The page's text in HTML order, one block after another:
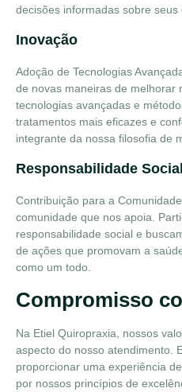
decisões informadas sobre seus
Inovação
Adoção de Tecnologias
de novas maneiras de melhorar
tecnologias avançadas e
tratamentos mais eficazes e
integrante da nossa filosofia de
Responsabilidade Social
Contribuição para a Comunidade
comunidade que nos apoia.
responsabilidade social e
de ações que promovam a
como um todo.
Compromisso
Na Etiel Quiropraxia, nossos
aspecto do nosso atendimento.
proporcionar uma experiência
por nossos princípios de